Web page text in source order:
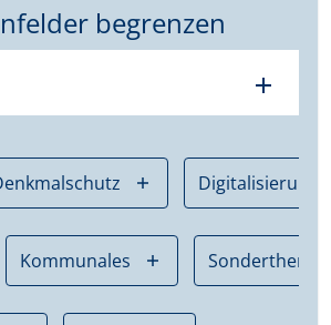
begrenzen
add
Digitalisierung
Kommunales Sonderthema